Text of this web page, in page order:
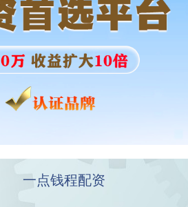
一点钱程配资